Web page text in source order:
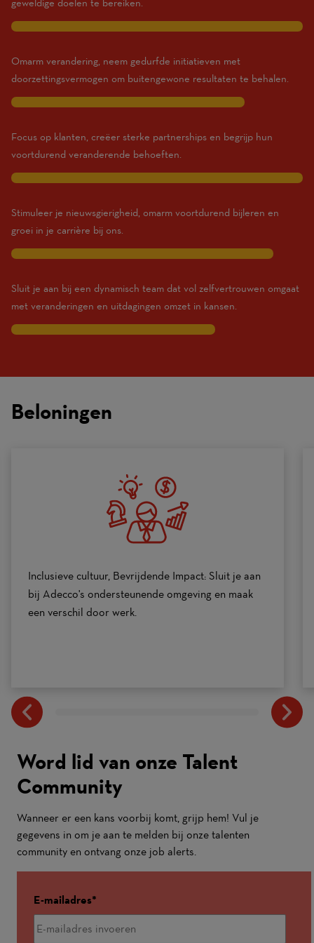
geweldige doelen te bereiken.
10
Omarm verandering, neem gedurfde initiatieven met
doorzettingsvermogen om buitengewone resultaten te behalen.
8
Focus op klanten, creëer sterke partnerships en begrijp hun
voortdurend veranderende behoeften.
10
Stimuleer je nieuwsgierigheid, omarm voortdurend bijleren en
groei in je carrière bij ons.
9
Sluit je aan bij een dynamisch team dat vol zelfvertrouwen omgaat
met veranderingen en uitdagingen omzet in kansen.
7
are
a
Beloningen
Inclusieve cultuur, Bevrijdende Impact: Sluit je aan
bij Adecco's ondersteunende omgeving en maak
een verschil door werk.
Word lid van onze Talent
Community
Wanneer er een kans voorbij komt, grijp hem! Vul je
gegevens in om je aan te melden bij onze talenten
community en ontvang onze job alerts.
E-mailadres